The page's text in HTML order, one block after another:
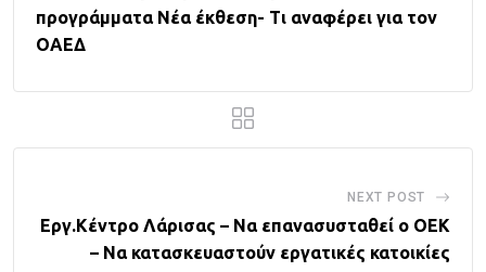
προγράμματα Νέα έκθεση- Τι αναφέρει για τον
ΟΑΕΔ
NEXT POST
Εργ.Κέντρο Λάρισας – Να επανασυσταθεί ο ΟΕΚ
– Να κατασκευαστούν εργατικές κατοικίες